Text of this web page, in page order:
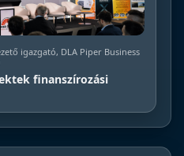
igazgató, DLA Piper Business
finanszírozási